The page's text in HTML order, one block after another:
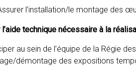
l’installation/le montage des
l’aide technique nécessaire à la
au sein de l’équipe de la Régie
démontage des expositions